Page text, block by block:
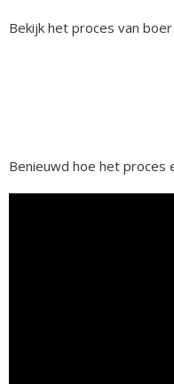
Bekijk het proces van
Benieuwd hoe het proces